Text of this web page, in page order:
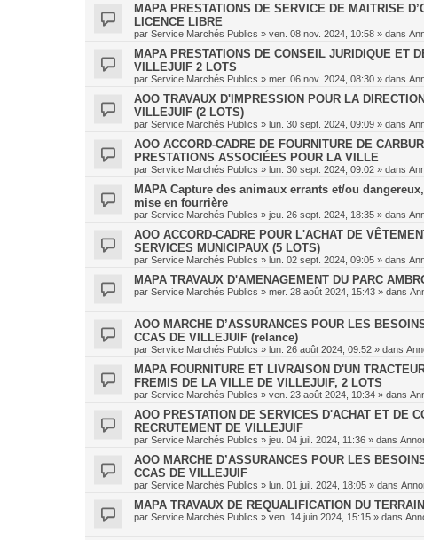
MAPA PRESTATIONS DE SERVICE DE MAITRISE
LICENCE LIBRE
par Service Marchés Publics » ven. 08 nov. 2024, 10:58 » dans
MAPA PRESTATIONS DE CONSEIL JURIDIQUE ET
VILLEJUIF 2 LOTS
par Service Marchés Publics » mer. 06 nov. 2024, 08:30 » dans
AOO TRAVAUX D'IMPRESSION POUR LA
VILLEJUIF (2 LOTS)
par Service Marchés Publics » lun. 30 sept. 2024, 09:09 » dans
AOO ACCORD-CADRE DE FOURNITURE DE
PRESTATIONS ASSOCIÉES POUR LA VILLE
par Service Marchés Publics » lun. 30 sept. 2024, 09:02 » dans
MAPA Capture des animaux errants et/ou
mise en fourrière
par Service Marchés Publics » jeu. 26 sept. 2024, 18:35 » dans
AOO ACCORD-CADRE POUR L'ACHAT DE
SERVICES MUNICIPAUX (5 LOTS)
par Service Marchés Publics » lun. 02 sept. 2024, 09:05 » dans
MAPA TRAVAUX D'AMENAGEMENT DU PARC
par Service Marchés Publics » mer. 28 août 2024, 15:43 » dans
AOO MARCHE D’ASSURANCES POUR LES
CCAS DE VILLEJUIF (relance)
par Service Marchés Publics » lun. 26 août 2024, 09:52 » dans
MAPA FOURNITURE ET LIVRAISON D'UN
FREMIS DE LA VILLE DE VILLEJUIF, 2 LOTS
par Service Marchés Publics » ven. 23 août 2024, 10:34 » dans
AOO PRESTATION DE SERVICES D'ACHAT ET DE
RECRUTEMENT DE VILLEJUIF
par Service Marchés Publics » jeu. 04 juil. 2024, 11:36 » dans
AOO MARCHE D’ASSURANCES POUR LES
CCAS DE VILLEJUIF
par Service Marchés Publics » lun. 01 juil. 2024, 18:05 » dans
MAPA TRAVAUX DE REQUALIFICATION DU
par Service Marchés Publics » ven. 14 juin 2024, 15:15 » dans